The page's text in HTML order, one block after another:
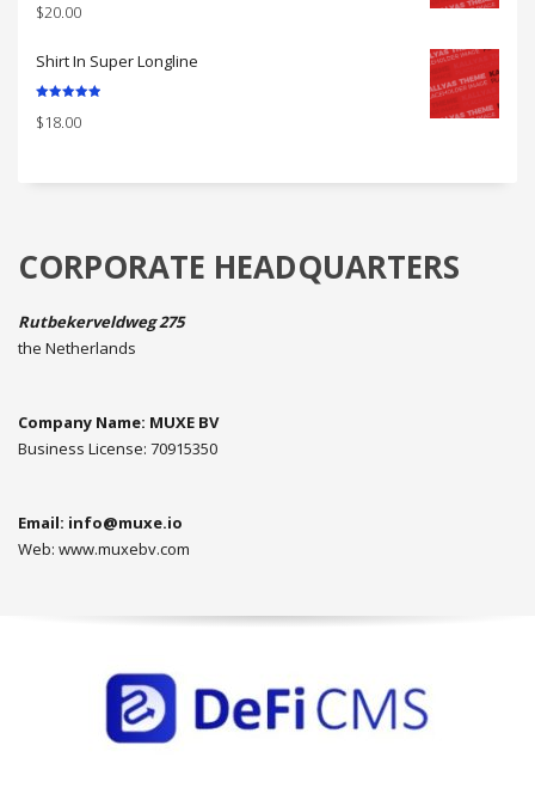
out of 5
$20.00
Shirt In Super Longline
out of 5
$18.00
CORPORATE HEADQUARTERS
Rutbekerveldweg 275
the Netherlands
Company Name: MUXE BV
Business License: 70915350
Email: info@muxe.io
Web: www.muxebv.com